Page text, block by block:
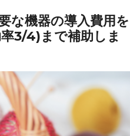
な機器の導入費用を
3/4)まで補助しま